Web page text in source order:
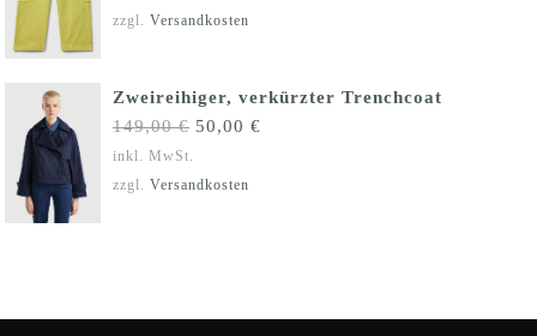
war:
zzgl. Versandkosten
Zweireihiger, verkürzter Trenchcoat
149,00€ Ursprünglicher
war:
50,00 €
inkl. MwSt.
zzgl. Versandkosten